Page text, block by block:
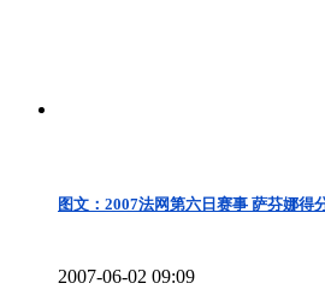
图文：2007法网第六日赛事 萨芬娜得
2007-06-02 09:09